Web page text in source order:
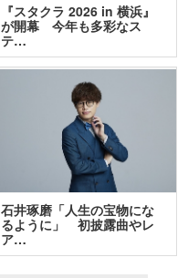
『スタクラ 2026 in 横浜』
が開幕 今年も多彩なス
テ…
石井琢磨「人生の宝物にな
るように」 初披露曲やレ
ア…